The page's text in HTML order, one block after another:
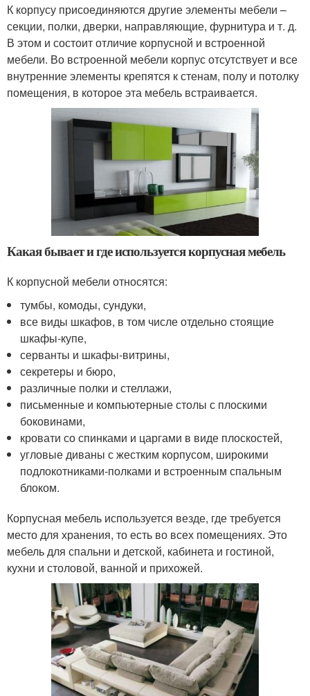
К корпусу присоединяются другие элементы мебели –
секции, полки, дверки, направляющие, фурнитура и т. д.
В этом и состоит отличие корпусной и встроенной
мебели. Во встроенной мебели корпус отсутствует и все
внутренние элементы крепятся к стенам, полу и потолку
помещения, в которое эта мебель встраивается.
Какая бывает и где используется корпусная мебель
К корпусной мебели относятся:
тумбы, комоды, сундуки,
все виды шкафов, в том числе отдельно стоящие
шкафы-купе,
серванты и шкафы-витрины,
секретеры и бюро,
различные полки и стеллажи,
письменные и компьютерные столы с плоскими
боковинами,
кровати со спинками и царгами в виде плоскостей,
угловые диваны с жестким корпусом, широкими
подлокотниками-полками и встроенным спальным
блоком.
Корпусная мебель используется везде, где требуется
место для хранения, то есть во всех помещениях. Это
мебель для спальни и детской, кабинета и гостиной,
кухни и столовой, ванной и прихожей.